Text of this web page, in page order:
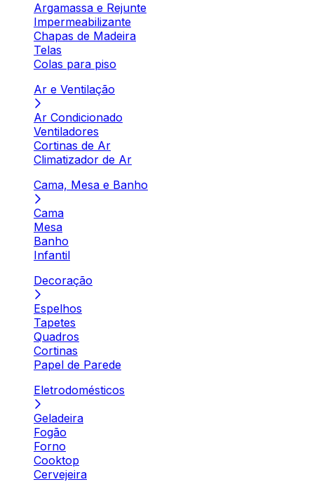
Argamassa e Rejunte
Impermeabilizante
Chapas de Madeira
Telas
Colas para piso
Ar e Ventilação
Ar Condicionado
Ventiladores
Cortinas de Ar
Climatizador de Ar
Cama, Mesa e Banho
Cama
Mesa
Banho
Infantil
Decoração
Espelhos
Tapetes
Quadros
Cortinas
Papel de Parede
Eletrodomésticos
Geladeira
Fogão
Forno
Cooktop
Cervejeira